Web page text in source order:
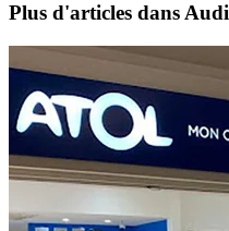
Plus d'articles dans